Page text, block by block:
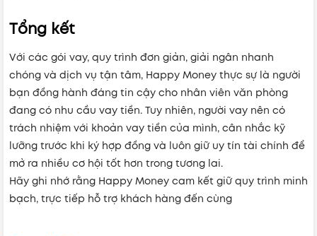
Tổng kết
Với các gói vay, quy trình đơn giản, giải ngân nhanh
chóng và dịch vụ tận tâm, Happy Money thực sự là người
bạn đồng hành đáng tin cậy cho nhân viên văn phòng
đang có nhu cầu vay tiền. Tuy nhiên, người vay nên có
trách nhiệm với khoản vay tiền của mình, cân nhắc kỹ
lưỡng trước khi ký hợp đồng và luôn giữ uy tín tài chính để
mở ra nhiều cơ hội tốt hơn trong tương lai.
Hãy ghi nhớ rằng Happy Money cam kết giữ quy trình minh
bạch, trực tiếp hỗ trợ khách hàng đến cùng